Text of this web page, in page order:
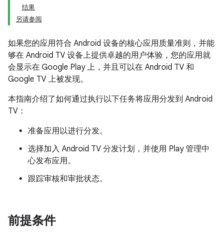
结果
另请参阅
如果您的应用符合 Android 设备的核心应用质量准则，并能
够在 Android TV 设备上提供卓越的用户体验，您的应用就
会显示在 Google Play 上，并且可以在 Android TV 和
Google TV 上被发现。
本指南介绍了如何通过执行以下任务将应用分发到 Android
TV：
准备应用以进行分发。
选择加入 Android TV 分发计划，并使用 Play 管理中
心发布应用。
跟踪审核和审批状态。
前提条件